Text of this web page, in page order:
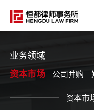
业务领域
资本市场
公司并购
资本市